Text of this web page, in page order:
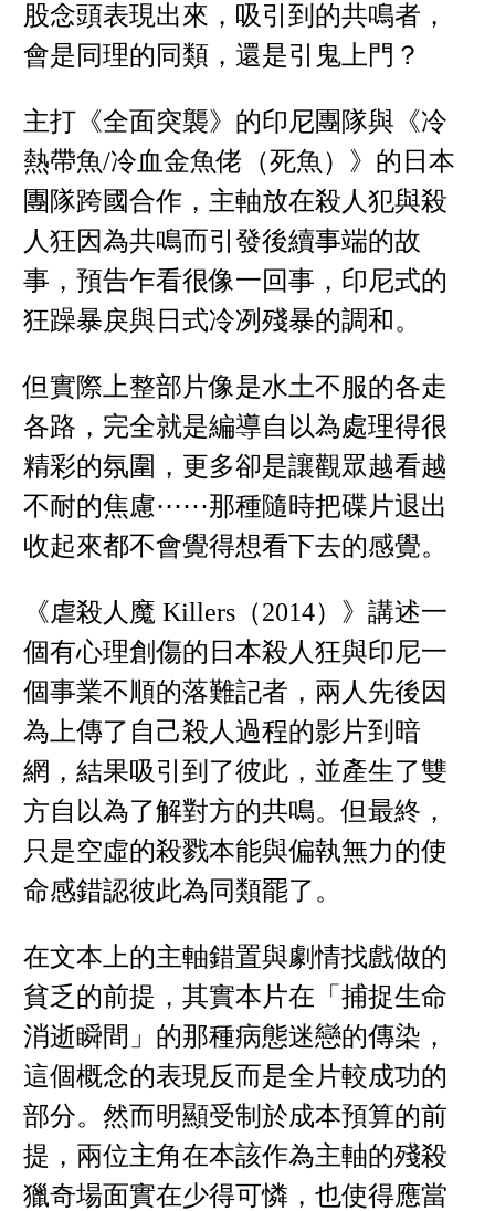
股念頭表現出來，吸引到的共鳴者，
會是同理的同類，還是引鬼上門？
主打《全面突襲》的印尼團隊與《冷
熱帶魚/冷血金魚佬（死魚）》的日本
團隊跨國合作，主軸放在殺人犯與殺
人狂因為共鳴而引發後續事端的故
事，預告乍看很像一回事，印尼式的
狂躁暴戾與日式冷冽殘暴的調和。
但實際上整部片像是水土不服的各走
各路，完全就是編導自以為處理得很
精彩的氛圍，更多卻是讓觀眾越看越
不耐的焦慮⋯⋯那種隨時把碟片退出
收起來都不會覺得想看下去的感覺。
《虐殺人魔 Killers（2014）》講述一
個有心理創傷的日本殺人狂與印尼一
個事業不順的落難記者，兩人先後因
為上傳了自己殺人過程的影片到暗
網，結果吸引到了彼此，並產生了雙
方自以為了解對方的共鳴。但最終，
只是空虛的殺戮本能與偏執無力的使
命感錯認彼此為同類罷了。
在文本上的主軸錯置與劇情找戲做的
貧乏的前提，其實本片在「捕捉生命
消逝瞬間」的那種病態迷戀的傳染，
這個概念的表現反而是全片較成功的
部分。然而明顯受制於成本預算的前
提，兩位主角在本該作為主軸的殘殺
獵奇場面實在少得可憐，也使得應當